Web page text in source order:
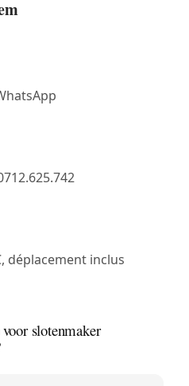
déplacement inclus
slotenmaker